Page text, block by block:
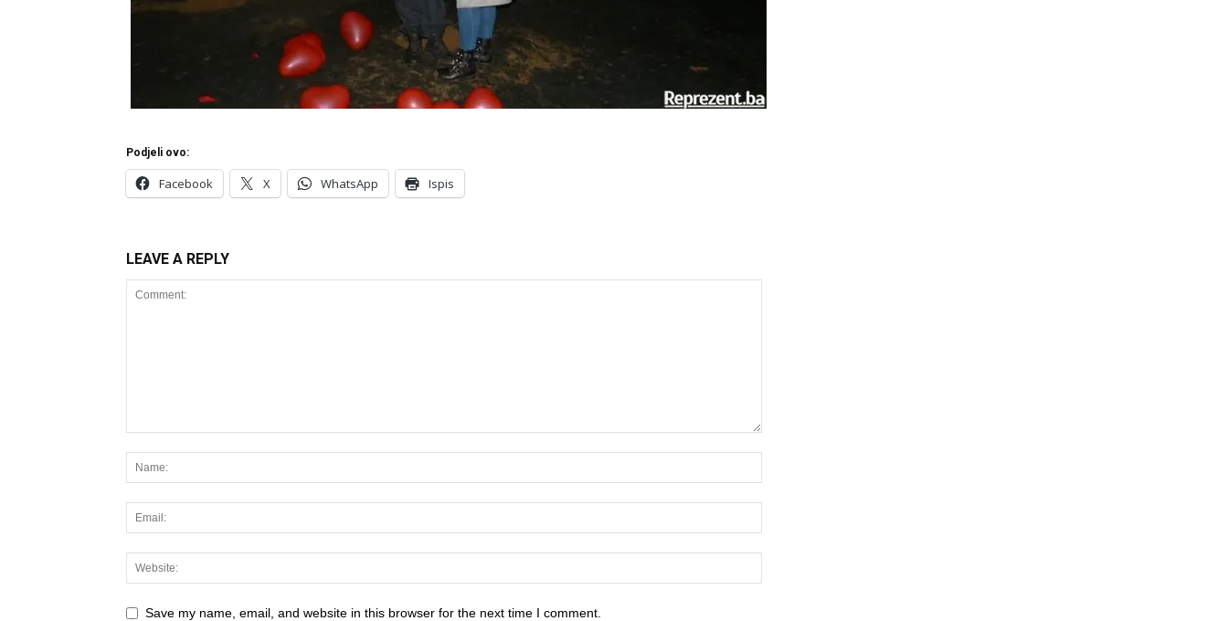
Podjeli ovo:
Facebook X WhatsApp Ispis
LEAVE A REPLY
Save my name, email, and website in this browser for the next time I comment.